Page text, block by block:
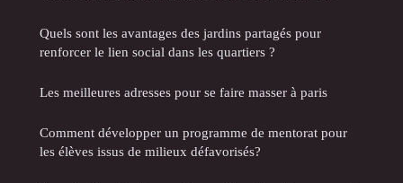
Quels sont les avantages des jardins partagés pour
renforcer le lien social dans les quartiers ?
Les meilleures adresses pour se faire masser à paris
Comment développer un programme de mentorat pour
les élèves issus de milieux défavorisés?